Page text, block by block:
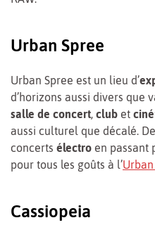
Urban Spree
Urban Spree est un lieu d’
d’horizons aussi divers que
salle de concert, club et
aussi culturel que décalé.
concerts électro en passant
pour tous les goûts à l’
Cassiopeia